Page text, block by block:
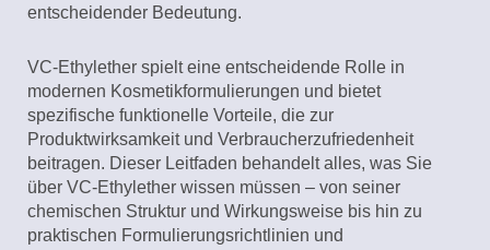
entscheidender Bedeutung.
VC-Ethylether spielt eine entscheidende Rolle in
modernen Kosmetikformulierungen und bietet
spezifische funktionelle Vorteile, die zur
Produktwirksamkeit und Verbraucherzufriedenheit
beitragen. Dieser Leitfaden behandelt alles, was Sie
über VC-Ethylether wissen müssen – von seiner
chemischen Struktur und Wirkungsweise bis hin zu
praktischen Formulierungsrichtlinien und